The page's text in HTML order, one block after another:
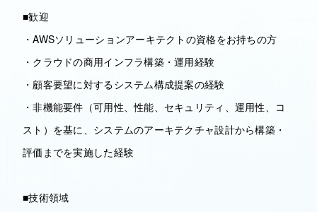
■歓迎
・AWSソリューションアーキテクトの資格をお持ちの方
・クラウドの商用インフラ構築・運用経験
・顧客要望に対するシステム構成提案の経験
・非機能要件（可用性、性能、セキュリティ、運用性、コ
スト）を基に、システムのアーキテクチャ設計から構築・
評価までを実施した経験
■技術領域